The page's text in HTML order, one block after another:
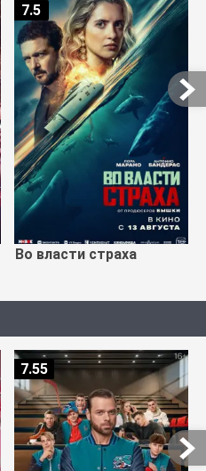
Во власти страха
7.5
7.55